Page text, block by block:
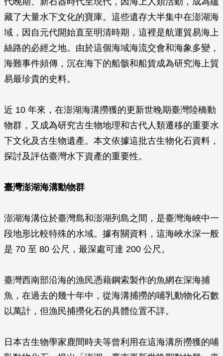
藏了大量水下文化的寶庫。這些遺存大半集中在澎湖海
域，因自元代開始直至明清時期，這裡是航運貿易海上
絲路的必經之地。由於這個海域海流交會和海象多變，
海難事件頻傳，沉在海下的船骸和船貨成為研究海上貿
易最珍貴的史料。
近 10 年來，在澎湖海溝撈獲的更新世晚期臺灣陸橋動
物群，又成為研究古生物地理和古代人類遷移的重要水
下文化及古生物遺產。本文依據這批古生物化石資料，
探討及評估臺灣水下資產的重要性。
臺灣澎湖海溝動物群
澎湖海溝位於臺灣島和澎湖列島之間，是臺灣海峽中一
段地形比較特殊的水域。據有關資料，這海峽水深一般
是 70 至 80 公尺，最深處可達 200 公尺。
臺灣西南部沿海的漁民憑藉鋼索製作的魚網在深海捕
魚，在過去的幾十年中，從海溝捕撈的哺乳動物化石數
以萬計，但漁民捕撈化石的具體位置不詳。
日本古生物學家鹿間時夫等曾利用在這海溝所撈獲的哺